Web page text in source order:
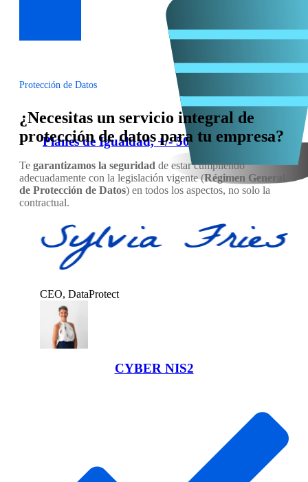
Planes de Igualdad, +/- 50 trabajadores
CYBER NIS2
Protección de Datos
¿Necesitas un servicio integral de
protección de datos para tu empresa?
Te garantizamos la seguridad de estar cumpliendo
adecuadamente con la legislación vigente (Régimen General
de Protección de Datos) en todos los aspectos, no solo la
contractual.
CEO, DataProtect